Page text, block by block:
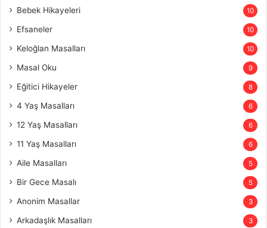
Bebek Hikayeleri 10
Efsaneler 10
Keloğlan Masalları 10
Masal Oku 9
Eğitici Hikayeler 8
4 Yaş Masalları 6
12 Yaş Masalları 6
11 Yaş Masalları 6
Aile Masalları 5
Bir Gece Masalı 5
Anonim Masallar 3
Arkadaşlık Masalları 3